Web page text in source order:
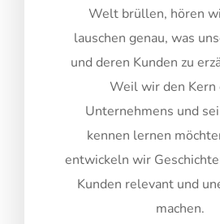
Welt brüllen, hören
lauschen genau, was
und deren Kunden zu
Weil wir den Kern
Unternehmens und
kennen lernen
entwickeln wir
Kunden relevant und
machen.